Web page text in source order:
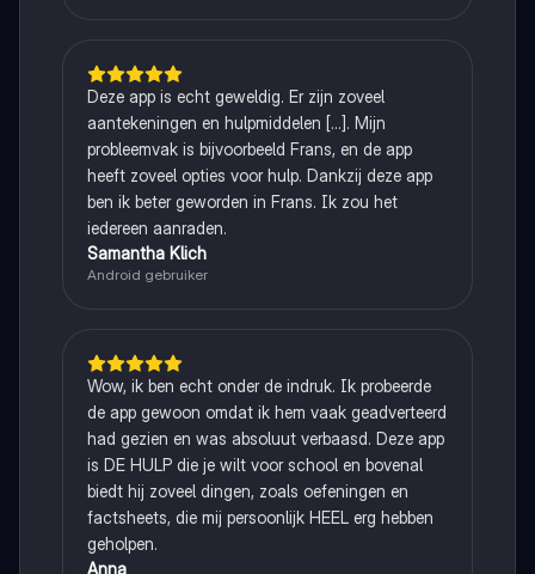
Deze app is echt geweldig. Er zijn zoveel
aantekeningen en hulpmiddelen [...]. Mijn
probleemvak is bijvoorbeeld Frans, en de app
heeft zoveel opties voor hulp. Dankzij deze app
ben ik beter geworden in Frans. Ik zou het
iedereen aanraden.
Samantha Klich
Android gebruiker
Wow, ik ben echt onder de indruk. Ik probeerde
de app gewoon omdat ik hem vaak geadverteerd
had gezien en was absoluut verbaasd. Deze app
is DE HULP die je wilt voor school en bovenal
biedt hij zoveel dingen, zoals oefeningen en
factsheets, die mij persoonlijk HEEL erg hebben
geholpen.
Anna